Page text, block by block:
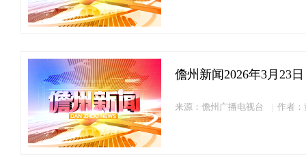
儋州新闻2026年3月23日
来源：儋州广播电视台 作者：